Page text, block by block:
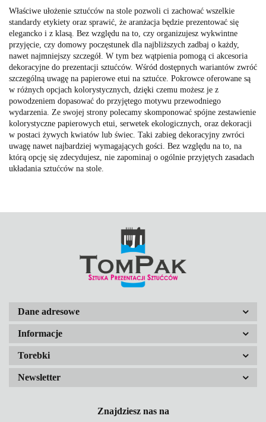
Właściwe ułożenie sztućców na stole pozwoli ci zachować wszelkie
standardy etykiety oraz sprawić, że aranżacja będzie prezentować się
elegancko i z klasą. Bez względu na to, czy organizujesz wykwintne
przyjęcie, czy domowy poczęstunek dla najbliższych zadbaj o każdy,
nawet najmniejszy szczegół. W tym bez wątpienia pomogą ci akcesoria
dekoracyjne do prezentacji sztućców. Wśród dostępnych wariantów zwróć
szczególną uwagę na papierowe etui na sztućce. Pokrowce oferowane są
w różnych opcjach kolorystycznych, dzięki czemu możesz je z
powodzeniem dopasować do przyjętego motywu przewodniego
wydarzenia. Ze swojej strony polecamy skomponować spójne zestawienie
kolorystyczne papierowych etui, serwetek ekologicznych, oraz dekoracji
w postaci żywych kwiatów lub świec. Taki zabieg dekoracyjny zwróci
uwagę nawet najbardziej wymagających gości. Bez względu na to, na
którą opcję się zdecydujesz, nie zapominaj o ogólnie przyjętych zasadach
układania sztućców na stole.
Dane adresowe
Informacje
Torebki
Newsletter
Znajdziesz nas na